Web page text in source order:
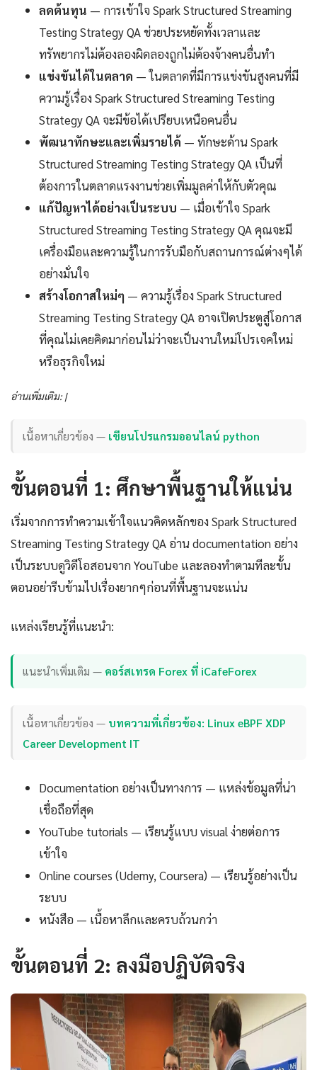
ลดต้นทุน — การเข้าใจ Spark Structured Streaming
Testing Strategy QA ช่วยประหยัดทั้งเวลาและ
ทรัพยากรไม่ต้องลองผิดลองถูกไม่ต้องจ้างคนอื่นทำ
แข่งขันได้ในตลาด — ในตลาดที่มีการแข่งขันสูงคนที่มี
ความรู้เรื่อง Spark Structured Streaming Testing
Strategy QA จะมีข้อได้เปรียบเหนือคนอื่น
พัฒนาทักษะและเพิ่มรายได้ — ทักษะด้าน Spark
Structured Streaming Testing Strategy QA เป็นที่
ต้องการในตลาดแรงงานช่วยเพิ่มมูลค่าให้กับตัวคุณ
แก้ปัญหาได้อย่างเป็นระบบ — เมื่อเข้าใจ Spark
Structured Streaming Testing Strategy QA คุณจะมี
เครื่องมือและความรู้ในการรับมือกับสถานการณ์ต่างๆได้
อย่างมั่นใจ
สร้างโอกาสใหม่ๆ — ความรู้เรื่อง Spark Structured
Streaming Testing Strategy QA อาจเปิดประตูสู่โอกาส
ที่คุณไม่เคยคิดมาก่อนไม่ว่าจะเป็นงานใหม่โปรเจคใหม่
หรือธุรกิจใหม่
อ่านเพิ่มเติม: |
เนื้อหาเกี่ยวข้อง — เขียนโปรแกรมออนไลน์ python
ขั้นตอนที่ 1: ศึกษาพื้นฐานให้แน่น
เริ่มจากการทำความเข้าใจแนวคิดหลักของ Spark Structured
Streaming Testing Strategy QA อ่าน documentation อย่าง
เป็นระบบดูวิดีโอสอนจาก YouTube และลองทำตามทีละขั้น
ตอนอย่ารีบข้ามไปเรื่องยากๆก่อนที่พื้นฐานจะแน่น
แหล่งเรียนรู้ที่แนะนำ:
แนะนำเพิ่มเติม — คอร์สเทรด Forex ที่ iCafeForex
เนื้อหาเกี่ยวข้อง — บทความที่เกี่ยวข้อง: Linux eBPF XDP
Career Development IT
Documentation อย่างเป็นทางการ — แหล่งข้อมูลที่น่า
เชื่อถือที่สุด
YouTube tutorials — เรียนรู้แบบ visual ง่ายต่อการ
เข้าใจ
Online courses (Udemy, Coursera) — เรียนรู้อย่างเป็น
ระบบ
หนังสือ — เนื้อหาลึกและครบถ้วนกว่า
ขั้นตอนที่ 2: ลงมือปฏิบัติจริง